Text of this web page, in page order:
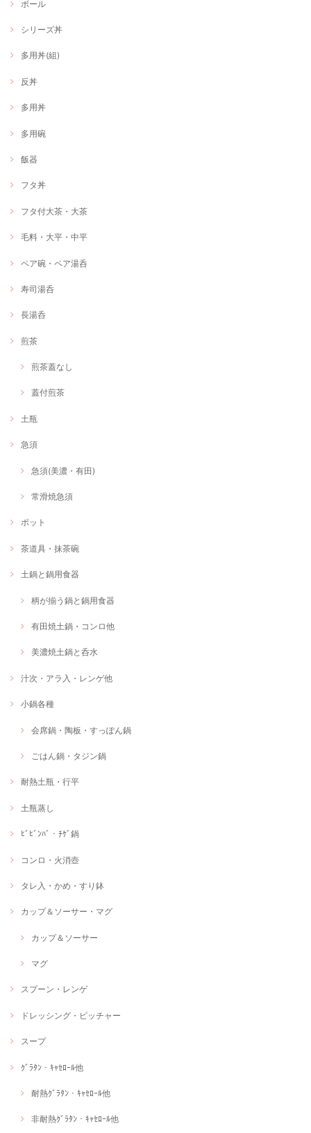
ボール
シリーズ丼
多用丼(組)
反丼
多用丼
多用碗
飯器
フタ丼
フタ付大茶・大茶
毛料・大平・中平
ペア碗・ペア湯呑
寿司湯呑
長湯呑
煎茶
煎茶蓋なし
蓋付煎茶
土瓶
急須
急須(美濃・有田)
常滑焼急須
ポット
茶道具・抹茶碗
土鍋と鍋用食器
柄が揃う鍋と鍋用食器
有田焼土鍋・コンロ他
美濃焼土鍋と呑水
汁次・アラ入・レンゲ他
小鍋各種
会席鍋・陶板・すっぽん鍋
ごはん鍋・タジン鍋
耐熱土瓶・行平
土瓶蒸し
ﾋﾞﾋﾞﾝﾊﾞ・ﾁｹﾞ鍋
コンロ・火消壺
タレ入・かめ・すり鉢
カップ＆ソーサー・マグ
カップ＆ソーサー
マグ
スプーン・レンゲ
ドレッシング・ピッチャー
スープ
ｸﾞﾗﾀﾝ・ｷｬｾﾛｰﾙ他
耐熱ｸﾞﾗﾀﾝ・ｷｬｾﾛｰﾙ他
非耐熱ｸﾞﾗﾀﾝ・ｷｬｾﾛｰﾙ他